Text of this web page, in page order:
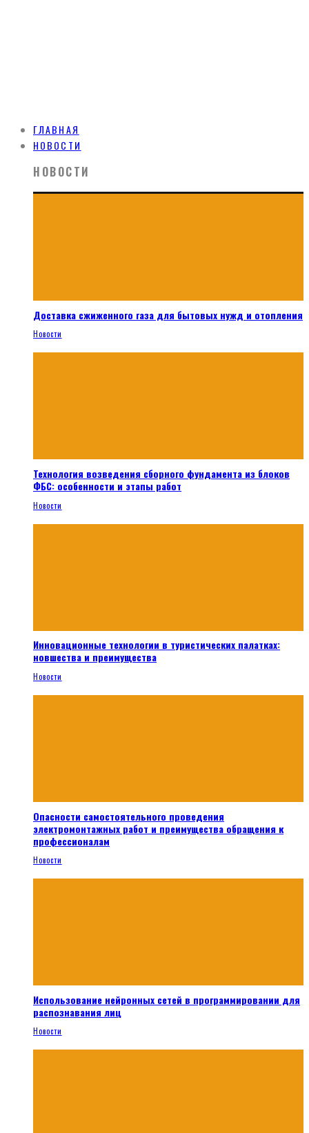
ГЛАВНАЯ
НОВОСТИ
НОВОСТИ
Доставка сжиженного газа для бытовых нужд и отопления
Новости
Технология возведения сборного фундамента из блоков
ФБС: особенности и этапы работ
Новости
Инновационные технологии в туристических палатках:
новшества и преимущества
Новости
Опасности самостоятельного проведения
электромонтажных работ и преимущества обращения к
профессионалам
Новости
Использование нейронных сетей в программировании для
распознавания лиц
Новости